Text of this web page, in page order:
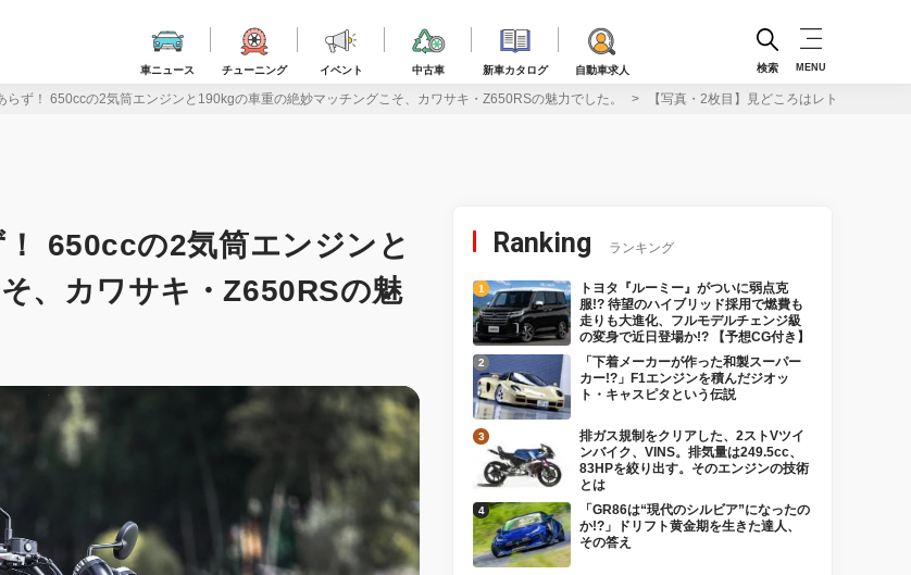
車ニュース チューニング イベント 中古車 新車カタログ 自動車求人 検索 MENU
らず！ 650ccの2気筒エンジンと190kgの車重の絶妙マッチングこそ、カワサキ・Z650RSの魅力でした。 【写真・2枚目】見どころはレトロな外観
650ccの2気筒エンジンと
、カワサキ・Z650RSの魅
Ranking ランキング
トヨタ『ルーミー』がついに弱点克
服!? 待望のハイブリッド採用で燃費も
走りも大進化、フルモデルチェンジ級
の変身で近日登場か!? 【予想CG付き】
「下着メーカーが作った和製スーパー
カー!?」F1エンジンを積んだジオッ
ト・キャスピタという伝説
排ガス規制をクリアした、2ストVツイ
ンバイク、VINS。排気量は249.5cc、
83HPを絞り出す。そのエンジンの技術
とは
「GR86は“現代のシルビア”になったの
か!?」ドリフト黄金期を生きた達人、
その答え